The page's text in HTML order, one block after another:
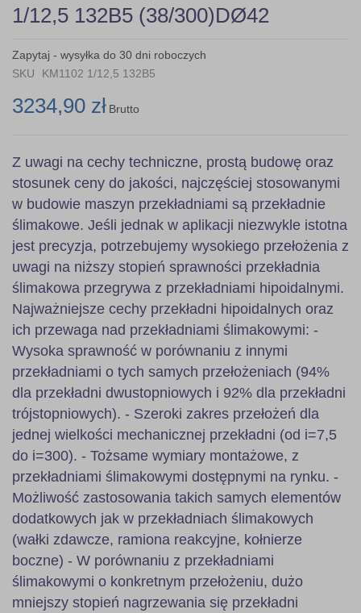
the
beginning
the
images
1/12,5 132B5 (38/300)DØ42
Zapytaj - wysyłka do 30 dni roboczych
SKU
KM1102 1/12,5 132B5
3234,90 zł Brutto
Z uwagi na cechy techniczne, prostą budowę oraz
stosunek ceny do jakości, najczęściej stosowanymi
w budowie maszyn przekładniami są przekładnie
ślimakowe. Jeśli jednak w aplikacji niezwykle istotna
jest precyzja, potrzebujemy wysokiego przełożenia z
uwagi na niższy stopień sprawności przekładnia
ślimakowa przegrywa z przekładniami hipoidalnymi.
Najważniejsze cechy przekładni hipoidalnych oraz
ich przewaga nad przekładniami ślimakowymi: -
Wysoka sprawność w porównaniu z innymi
przekładniami o tych samych przełożeniach (94%
dla przekładni dwustopniowych i 92% dla przekładni
trójstopniowych). - Szeroki zakres przełożeń dla
jednej wielkości mechanicznej przekładni (od i=7,5
do i=300). - Tożsame wymiary montażowe, z
przekładniami ślimakowymi dostępnymi na rynku. -
Możliwość zastosowania takich samych elementów
dodatkowych jak w przekładniach ślimakowych
(wałki zdawcze, ramiona reakcyjne, kołnierze
boczne) - W porównaniu z przekładniami
ślimakowymi o konkretnym przełożeniu, dużo
mniejszy stopień nagrzewania się przekładni